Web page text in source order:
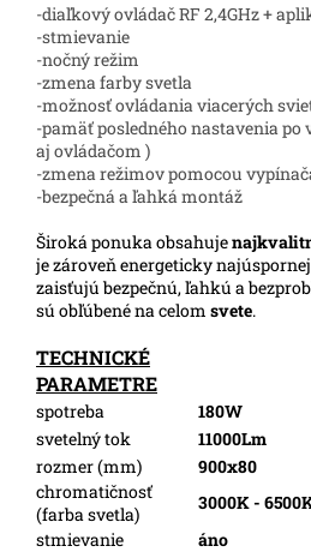
-diaľkový ovládač RF 2,4GHz +
-stmievanie
-nočný režim
-zmena farby svetla
-možnosť ovládania viacerých
-pamäť posledného nastavenia
aj ovládačom )
-zmena režimov pomocou
-bezpečná a ľahká montáž
Široká ponuka obsahuje
je zároveň energeticky
zaisťujú bezpečnú, ľahkú a
sú obľúbené na celom svete.
TECHNICKÉ
PARAMETRE
spotreba
180W
svetelný tok
11000Lm
rozmer (mm)
900x80
chromatičnosť
(farba svetla)
3000K -
stmievanie
áno